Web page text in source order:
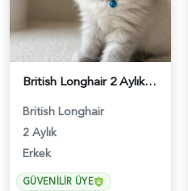
British Longhair 2 Aylık Erkek Yavrumuz - 5452
British Longhair
2 Aylık
Erkek
GÜVENILIR ÜYE